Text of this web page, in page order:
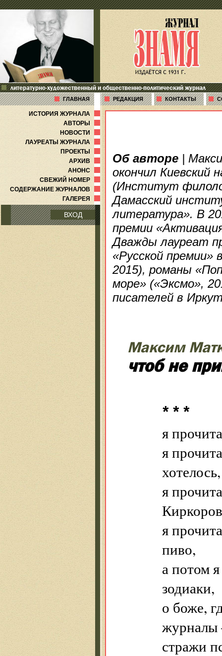
литературно-художественный и общественно-политический журнал
ГЛАВНАЯ РЕДАКЦИЯ КОНТАКТЫ
ИСТОРИЯ ЖУРНАЛА
АВТОРЫ
НОВОСТИ
ЛАУРЕАТЫ ЖУРНАЛА
ПРОЕКТЫ
АРХИВ
АНОНС
СВЕЖИЙ НОМЕР
СОДЕРЖАНИЕ ЖУРНАЛОВ
ГАЛЕРЕЯ
ВХОД
Об авторе |
окончил Киевский
(Институт
Дамасский
литература». В
премии
Дважды лауреат
«Русской премии»
2015), романы
море» («Эксмо»,
писателей в
Максим
чтоб не
* * *
я
я
хотелось,
я
я
пиво,
а потом
зодиаки,
о боже,
стражи